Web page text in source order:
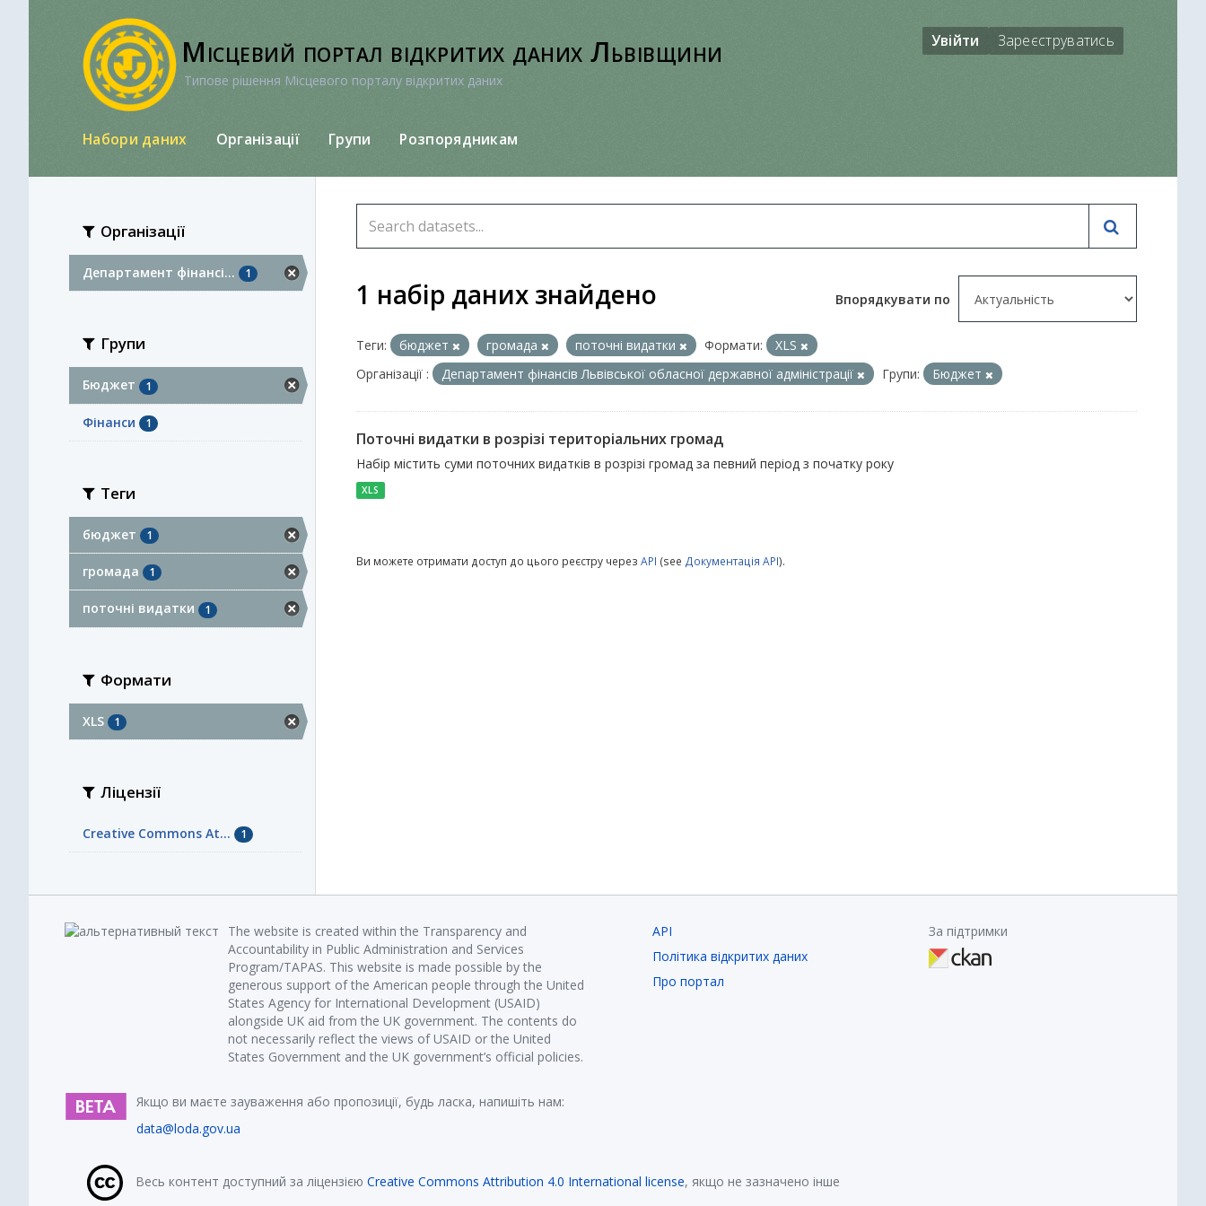
Місцевий портал відкритих даних Львівщини
Типове рішення Місцевого порталу відкритих даних
Увійти Зареєструватись
Набори даних Організації Групи Розпорядникам
Організації
Департамент фінансі... 1
Групи
Бюджет 1
Фінанси 1
Теги
бюджет 1
громада 1
поточні видатки 1
Формати
XLS 1
Ліцензії
Creative Commons At... 1
Впорядкувати по
1 набір даних знайдено
Теги: бюджет громада поточні видатки Формати:
XLS
Організації :
Департамент фінансів Львівської обласної державної адміністрації Групи: Бюджет
Поточні видатки в розрізі територіальних громад
Набір містить суми поточних видатків в розрізі громад за певний період з початку року
XLS
Ви можете отримати доступ до цього реєстру через API (see Документація API).
The website is created within the Transparency and
Accountability in Public Administration and Services
Program/TAPAS. This website is made possible by the
generous support of the American people through the United
States Agency for International Development (USAID)
alongside UK aid from the UK government. The contents do
not necessarily reflect the views of USAID or the United
States Government and the UK government’s official policies.
Якщо ви маєте зауваження або пропозиції, будь ласка, напишіть нам:
data@loda.gov.ua
API
Політика відкритих даних
Про портал
За підтримки
Весь контент доступний за ліцензією Creative Commons Attribution 4.0 International license, якщо не зазначено інше